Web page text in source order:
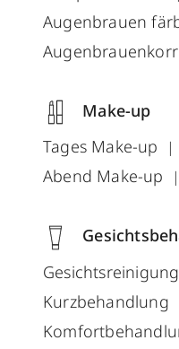
Augenbrauen
Make-up
Tages Make-up
Abend Make-up
Gesichtsreinigung
Kurzbehandlung